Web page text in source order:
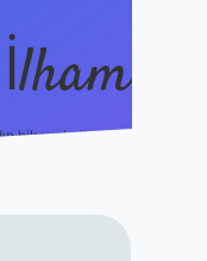
hikayeleri!
https://